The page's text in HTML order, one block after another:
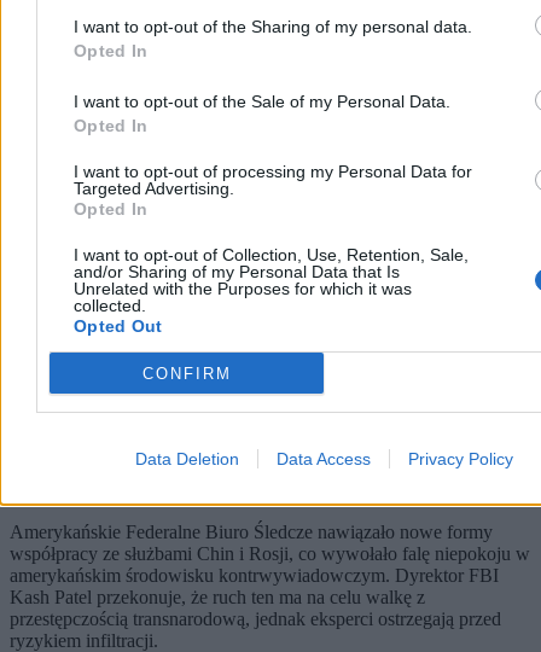
I want to opt-out of the Sharing of my personal data.
Opted In
I want to opt-out of the Sale of my Personal Data.
Opted In
I want to opt-out of processing my Personal Data for
Targeted Advertising.
Opted In
I want to opt-out of Collection, Use, Retention, Sale,
and/or Sharing of my Personal Data that Is
Unrelated with the Purposes for which it was
collected.
Opted Out
CONFIRM
Data Deletion Data Access Privacy Policy
Szef FBI zaskakuje ryzykownym ruchem. Patel
Amerykańskie Federalne Biuro Śledcze nawiązało nowe formy
współpracy ze służbami Chin i Rosji, co wywołało falę niepokoju w
amerykańskim środowisku kontrwywiadowczym. Dyrektor FBI
Kash Patel przekonuje, że ruch ten ma na celu walkę z
przestępczością transnarodową, jednak eksperci ostrzegają przed
ryzykiem infiltracji.